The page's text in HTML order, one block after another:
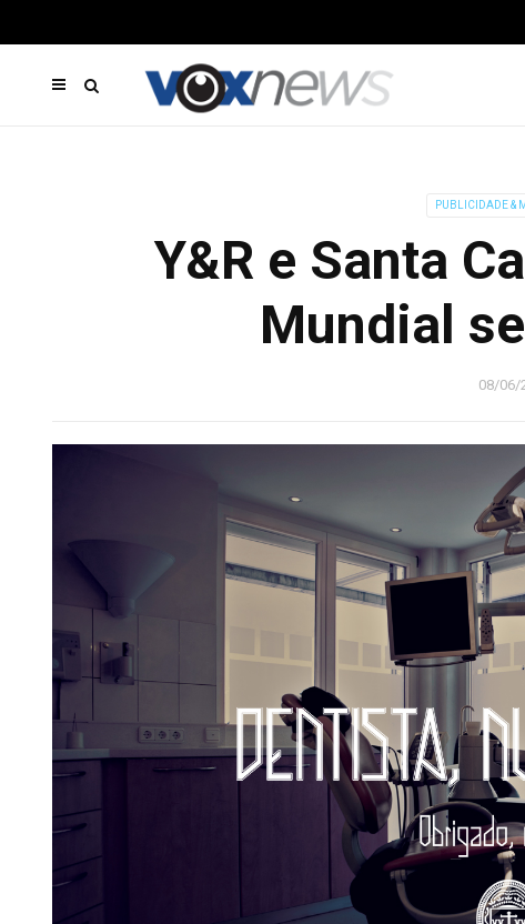
PUBLICIDADE &
Y&R e Santa
Mundial
08/06/